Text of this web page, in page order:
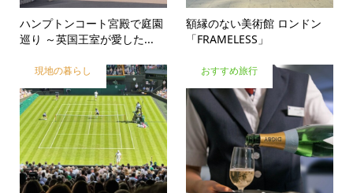
ハンプトンコート宮殿で庭園
巡り ～英国王室が愛した...
額縁のない美術館 ロンドン
「FRAMELESS」
現地の暮らし おすすめ旅行